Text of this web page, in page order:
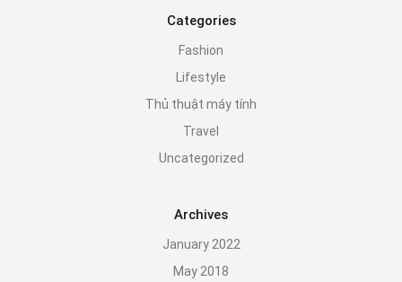
Categories
Fashion
Lifestyle
Thủ thuật máy tính
Travel
Uncategorized
Archives
January 2022
May 2018